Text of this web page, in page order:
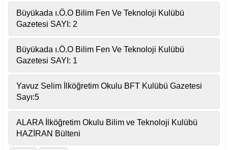
Büyükada ı.Ö.O Bilim Fen Ve Teknoloji Kulübü
Gazetesi SAYI: 2
Büyükada ı.Ö.O Bilim Fen Ve Teknoloji Kulübü
Gazetesi SAYI: 1
Yavuz Selim İlköğretim Okulu BFT Kulübü Gazetesi
Sayı:5
ALARA İlköğretim Okulu Bilim ve Teknoloji Kulübü
HAZİRAN Bülteni